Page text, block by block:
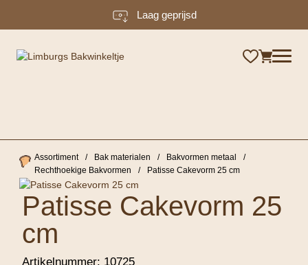
Laag geprijsd
Assortiment / Bak materialen / Bakvormen metaal
/
Rechthoekige Bakvormen
/ Patisse Cakevorm 25 cm
Patisse Cakevorm 25
cm
Artikelnummer: 10725